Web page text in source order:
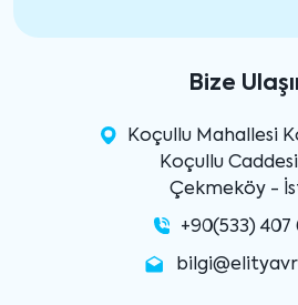
Bize
Koçullu Mahallesi
Koçullu
Çekmeköy -
+90(533) 407